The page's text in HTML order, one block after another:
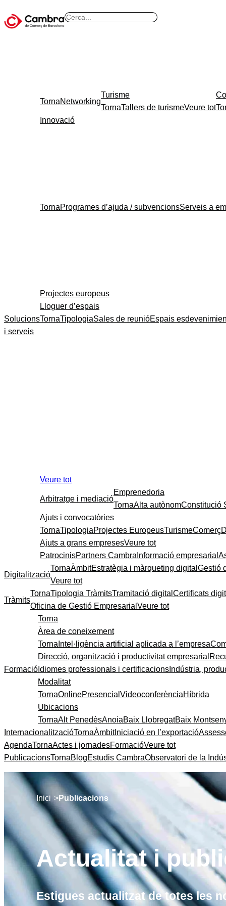
al
B
Solucions
i serveis
TornaNetworking
Turisme
TornaTallers de turismeVeure tot
Innovació
TornaProgrames d’ajuda / subvencionsServeis a
Projectes europeus
Lloguer d’espais
TornaTipologiaSales de reunióEspais
Veure tot
Arbitratge i mediació
Emprenedoria
TornaAlta autònomConstitució
Ajuts i convocatòries
TornaTipologiaProjectes EuropeusTurismeComerç
Ajuts a grans empresesVeure tot
PatrocinisPartners Cambra Informació empresarial
Digitalització
TornaÀmbitEstratègia i màrqueting digital Gestió
Veure tot
Tràmits
TornaTipologia TràmitsTramitació digital Certificats
Oficina de Gestió Empresarial Veure tot
Formació
Torna
Àrea de coneixement
Torna Intel·ligència artificial aplicada a l’empresa
Direcció, organització i productivitat empresarial
Idiomes professionals i certificacions Indústria,
Modalitat
TornaOnlinePresencial VideoconferènciaHíbrida
Ubicacions
TornaAlt PenedèsAnoiaBaix LlobregatBaix
InternacionalitzacióTornaÀmbitIniciació en l’exportació
AgendaTornaActes i jornadesFormacióVeure tot
PublicacionsTornaBlogEstudis CambraObservatori de la
Inici >Publicacions
Actualitat i
Estigues actualitzat de totes les